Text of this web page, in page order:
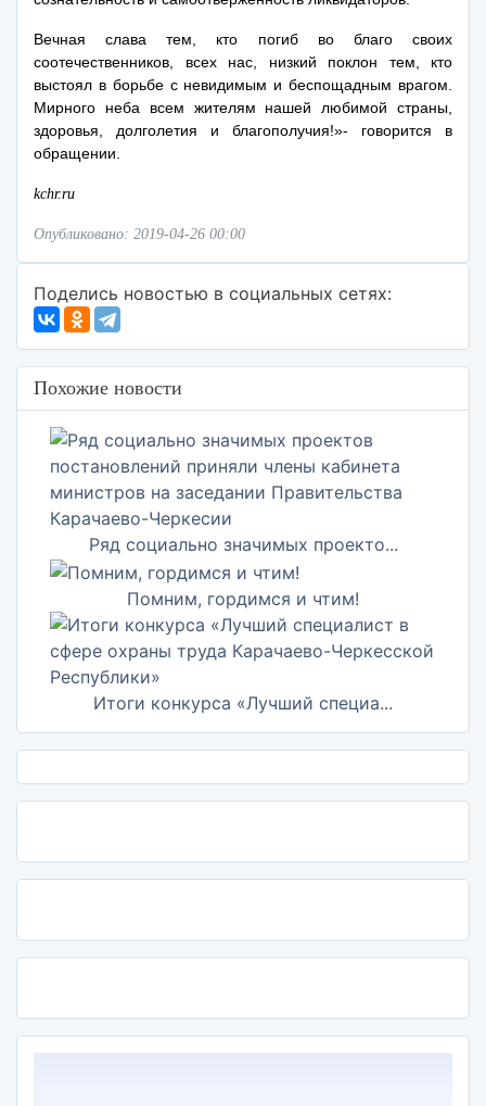
Вечная слава тем, кто погиб во благо своих
соотечественников, всех нас, низкий поклон тем, кто
выстоял в борьбе с невидимым и беспощадным врагом.
Мирного неба всем жителям нашей любимой страны,
здоровья, долголетия и благополучия!»- говорится в
обращении.
kchr.ru
Опубликовано: 2019-04-26 00:00
Поделись новостью в социальных сетях:
Похожие новости
Ряд социально значимых проекто...
Помним, гордимся и чтим!
Итоги конкурса «Лучший специа...